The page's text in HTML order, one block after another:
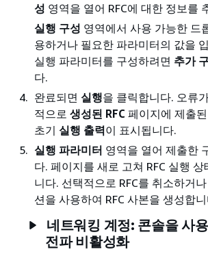
성 영역을 열어 RFC에 대한 정보를
실행 구성 영역에서 사용 가능한 드
용하거나 필요한 파라미터의 값을
실행 파라미터를 구성하려면 추가
다.
완료되면 실행을 클릭합니다. 오류
적으로 생성된 RFC 페이지에 제출
초기 실행 출력이 표시됩니다.
실행 파라미터 영역을 열어 제출한
다. 페이지를 새로 고쳐 RFC 실행
니다. 선택적으로 RFC를 취소하거
션을 사용하여 RFC 사본을 생성합
네트워킹 계정: 콘솔을 사
전파 비활성화